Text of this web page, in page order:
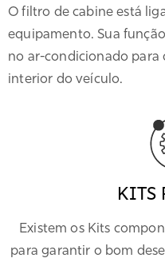
O filtro de cabine está
equipamento. Sua
no ar-condicionado para
interior do veículo.
KITS
Existem os Kits
para garantir o bom